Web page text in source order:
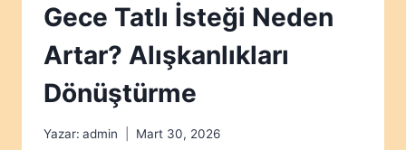
Gece Tatlı İsteği Neden
Artar? Alışkanlıkları
Dönüştürme
Yazar: admin Mart 30, 2026